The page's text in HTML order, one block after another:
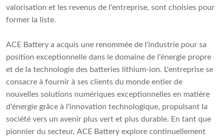
valorisation et les revenus de l'entreprise, sont choisies pour
former la liste.
ACE Battery a acquis une renommée de l'industrie pour sa
position exceptionnelle dans le domaine de l'énergie propre
et de la technologie des batteries lithium-ion. L'entreprise se
consacre à fournir à ses clients du monde entier de
nouvelles solutions numériques exceptionnelles en matière
d'énergie grâce à l'innovation technologique, propulsant la
société vers un avenir plus vert et plus durable. En tant que
pionnier du secteur, ACE Battery explore continuellement